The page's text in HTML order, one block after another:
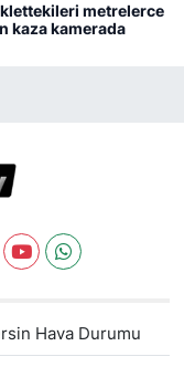
metrelerce
kaza kamerada
Hava Durumu